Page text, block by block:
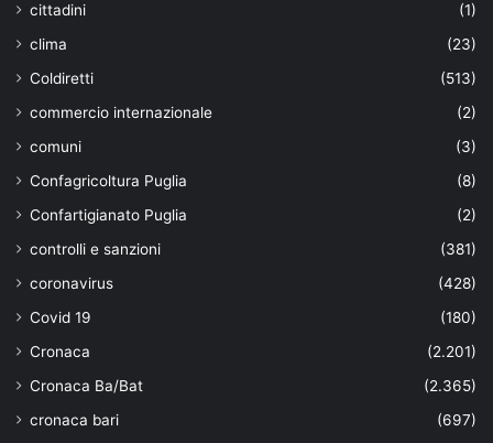
cittadini
(1)
clima
(23)
Coldiretti
(513)
commercio internazionale
(2)
comuni
(3)
Confagricoltura Puglia
(8)
Confartigianato Puglia
(2)
controlli e sanzioni
(381)
coronavirus
(428)
Covid 19
(180)
Cronaca
(2.201)
Cronaca Ba/Bat
(2.365)
cronaca bari
(697)